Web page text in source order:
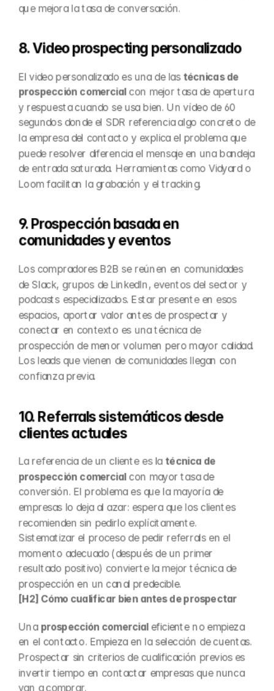
que mejora la tasa de conversación.
8. Video prospecting personalizado
El video personalizado es una de las técnicas de
prospección comercial con mejor tasa de apertura
y respuesta cuando se usa bien. Un vídeo de 60
segundos donde el SDR referencia algo concreto de
la empresa del contacto y explica el problema que
puede resolver diferencia el mensaje en una bandeja
de entrada saturada. Herramientas como Vidyard o
Loom facilitan la grabación y el tracking.
9. Prospección basada en
comunidades y eventos
Los compradores B2B se reúnen en comunidades
de Slack, grupos de LinkedIn, eventos del sector y
podcasts especializados. Estar presente en esos
espacios, aportar valor antes de prospectar y
conectar en contexto es una técnica de
prospección de menor volumen pero mayor calidad.
Los leads que vienen de comunidades llegan con
confianza previa.
10. Referrals sistemáticos desde
clientes actuales
La referencia de un cliente es la técnica de
prospección comercial con mayor tasa de
conversión. El problema es que la mayoría de
empresas lo deja al azar: espera que los clientes
recomienden sin pedirlo explícitamente.
Sistematizar el proceso de pedir referrals en el
momento adecuado (después de un primer
resultado positivo) convierte la mejor técnica de
prospección en un canal predecible.
[H2] Cómo cualificar bien antes de prospectar
Una prospección comercial eficiente no empieza
en el contacto. Empieza en la selección de cuentas.
Prospectar sin criterios de cualificación previos es
invertir tiempo en contactar empresas que nunca
van a comprar.